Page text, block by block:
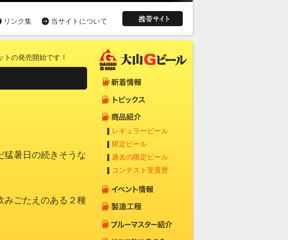
当サイトについて
リンク集
の発売開始です！
暑日の続きそうな
みごたえのある２種
レギュラービール
限定ビール
過去の限定ビール
コンテスト受賞歴